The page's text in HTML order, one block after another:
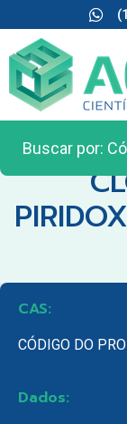
CAS:
CÓDIGO DO
Dados: